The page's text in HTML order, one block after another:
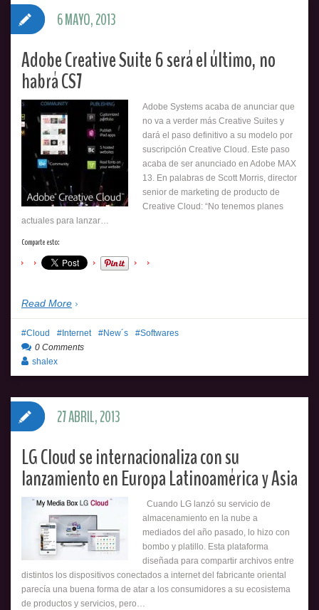
Adobe Creative Suite 6 será el último, no
habrá CS7
Adobe Systems acaba de anunciar que
no va a verder más Creative Suites y
dará el paso definitivo a su modelo por
suscripción Creative Cloud. Este paso
acaba de ser anunciado en Adobe MAX
13. En palabras de Scott Morris, director
senior de marketing de producto de
Creative Cloud: “No tenemos planes
actuales para lanzar…
Comparte esto:
Read More
6 MAYO, 2013
Cloud Internet New´s
Softwares
0 Comments
shalex
LG Cloud se internacionaliza con su
lanzamiento en Europa Latinoamérica y Asia
Cuando LG lanzó su servicio de
almacenamiento en la nube a
mediados del año pasado, lo hizo con
bombo y platillo. Esta plataforma
diseñada para compartir archivos entre
distintos los dispositivos conectados a internet del fabricante oriental
parecía una buena forma de atar a los consumidores a su ecosistema
de productos y servicios, pero…
27 ABRIL, 2013